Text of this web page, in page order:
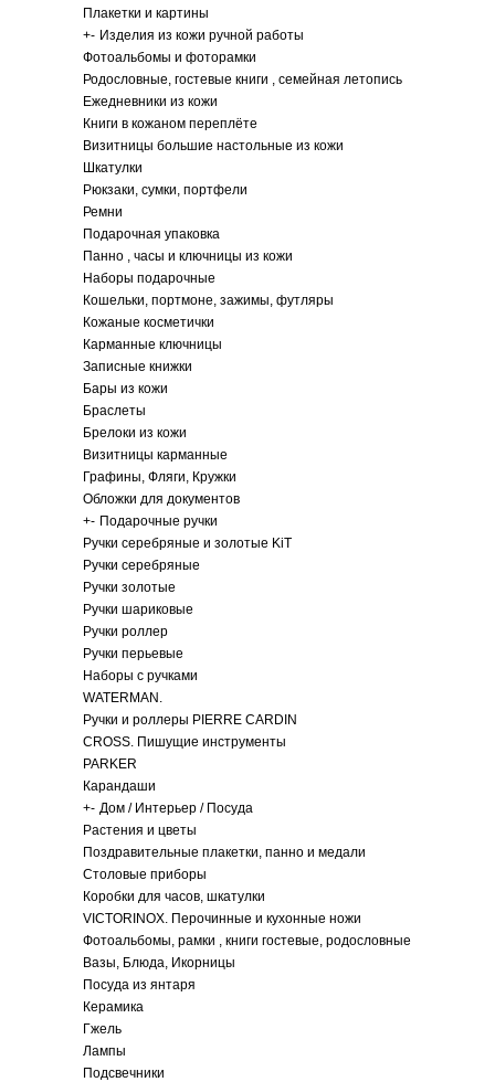
Плакетки и картины
+- Изделия из кожи ручной работы
Фотоальбомы и фоторамки
Родословные, гостевые книги , семейная летопись
Ежедневники из кожи
Книги в кожаном переплёте
Визитницы большие настольные из кожи
Шкатулки
Рюкзаки, сумки, портфели
Ремни
Подарочная упаковка
Панно , часы и ключницы из кожи
Наборы подарочные
Кошельки, портмоне, зажимы, футляры
Кожаные косметички
Карманные ключницы
Записные книжки
Бары из кожи
Браслеты
Брелоки из кожи
Визитницы карманные
Графины, Фляги, Кружки
Обложки для документов
+- Подарочные ручки
Ручки серебряные и золотые KiT
Ручки серебряные
Ручки золотые
Ручки шариковые
Ручки роллер
Ручки перьевые
Наборы с ручками
WATERMAN.
Ручки и роллеры PIERRE CARDIN
CROSS. Пишущие инструменты
PARKER
Карандаши
+- Дом / Интерьер / Посуда
Растения и цветы
Поздравительные плакетки, панно и медали
Столовые приборы
Коробки для часов, шкатулки
VICTORINOX. Перочинные и кухонные ножи
Фотоальбомы, рамки , книги гостевые, родословные
Вазы, Блюда, Икорницы
Посуда из янтаря
Керамика
Гжель
Лампы
Подсвечники